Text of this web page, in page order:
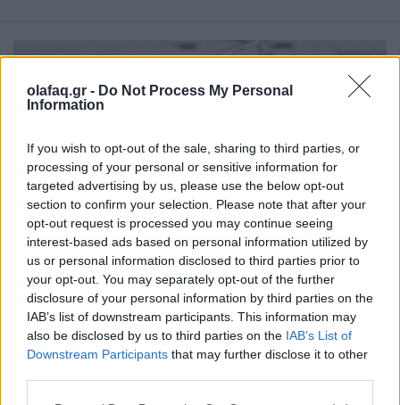
olafaq.gr - Do Not Process My Personal
Information
If you wish to opt-out of the sale, sharing to third parties, or
processing of your personal or sensitive information for
targeted advertising by us, please use the below opt-out
section to confirm your selection. Please note that after your
opt-out request is processed you may continue seeing
interest-based ads based on personal information utilized by
us or personal information disclosed to third parties prior to
your opt-out. You may separately opt-out of the further
disclosure of your personal information by third parties on the
IAB’s list of downstream participants. This information may
also be disclosed by us to third parties on the IAB’s List of
Downstream Participants that may further disclose it to other
Περιοδικό
Λύση σταυρόλεξου του OLAFAQ Mag
#Τεύχος 20
12.12.23
Δείτε εδώ τη λύση του σταυρόλεξου που δημοσιεύθηκε στο
20o τεύχος του OLAFAQ Mag.